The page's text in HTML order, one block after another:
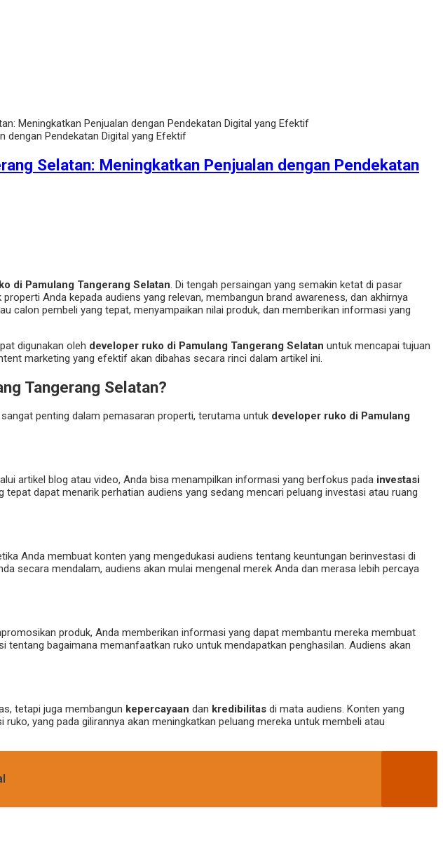
Meningkatkan Penjualan dengan Pendekatan Digital yang Efektif
Selatan: Meningkatkan Penjualan dengan Pendekatan
di Pamulang Tangerang Selatan. Di tengah persaingan yang semakin ketat di pasar
Anda kepada audiens yang relevan, membangun brand awareness, dan akhirnya
calon pembeli yang tepat, menyampaikan nilai produk, dan memberikan informasi yang
digunakan oleh developer ruko di Pamulang Tangerang Selatan untuk mencapai tujuan
marketing yang efektif akan dibahas secara rinci dalam artikel ini.
Tangerang Selatan?
sangat penting dalam pemasaran properti, terutama untuk developer ruko di Pamulang
artikel blog atau video, Anda bisa menampilkan informasi yang berfokus pada investasi
tepat dapat menarik perhatian audiens yang sedang mencari peluang investasi atau ruang
Anda membuat konten yang mengedukasi audiens tentang keuntungan berinvestasi di
secara mendalam, audiens akan mulai mengenal merek Anda dan merasa lebih percaya
produk, Anda memberikan informasi yang dapat membantu mereka membuat
bagaimana memanfaatkan ruko untuk mendapatkan penghasilan. Audiens akan
tetapi juga membangun kepercayaan dan kredibilitas di mata audiens. Konten yang
yang pada gilirannya akan meningkatkan peluang mereka untuk membeli atau